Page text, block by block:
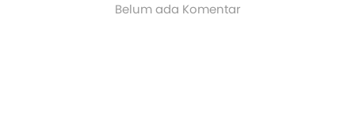
Belum ada Komentar